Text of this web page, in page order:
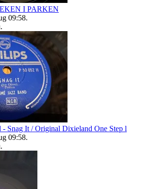
I PARKEN
09:58.
.
- Snag It / Original Dixieland One Step l
09:58.
.